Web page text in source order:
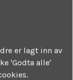
er lagt inn av
'Godta alle'